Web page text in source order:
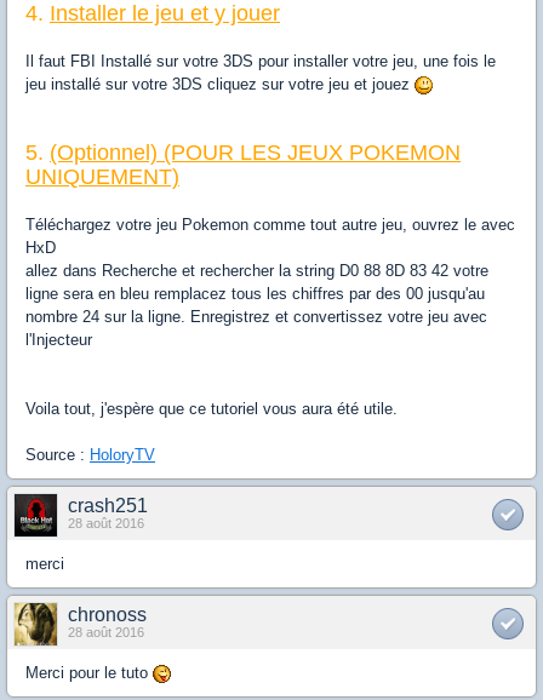
4. Installer le jeu et y jouer
Il faut FBI Installé sur votre 3DS pour installer votre jeu, une fois le
jeu installé sur votre 3DS cliquez sur votre jeu et jouez
5. (Optionnel) (POUR LES JEUX POKEMON
UNIQUEMENT)
Téléchargez votre jeu Pokemon comme tout autre jeu, ouvrez le avec
HxD
allez dans Recherche et rechercher la string D0 88 8D 83 42 votre
ligne sera en bleu remplacez tous les chiffres par des 00 jusqu'au
nombre 24 sur la ligne. Enregistrez et convertissez votre jeu avec
l'Injecteur
Voila tout, j'espère que ce tutoriel vous aura été utile.
Source : HoloryTV
crash251
28 août 2016
merci
chronoss
28 août 2016
Merci pour le tuto